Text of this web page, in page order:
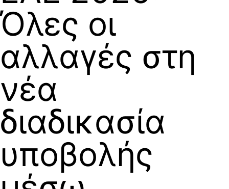
Όλες οι
αλλαγές στη
νέα
διαδικασία
υποβολής